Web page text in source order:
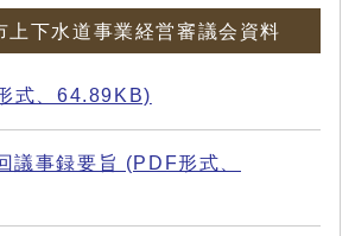
上下水道事業経営審議会資料
式、64.89KB)
議事録要旨 (PDF形式、